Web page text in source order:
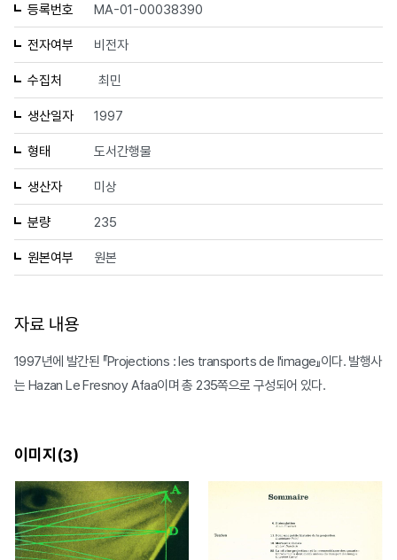
등록번호 MA-01-00038390
전자여부 비전자
수집처 최민
생산일자 1997
형태 도서간행물
생산자 미상
분량 235
원본여부 원본
자료 내용
1997년에 발간된 『Projections : les transports de l'image』이다. 발행사
는 Hazan Le Fresnoy Afaa이며 총 235쪽으로 구성되어 있다.
이미지(3)